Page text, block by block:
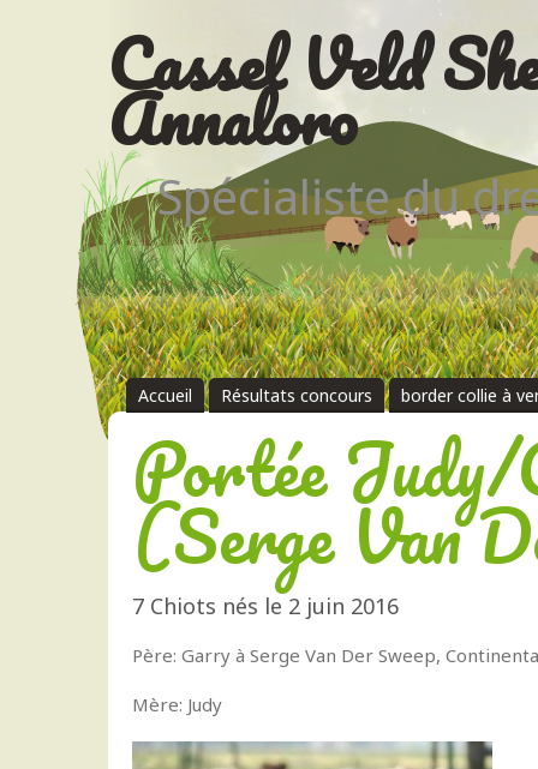
Cassel Veld
Annaloro
Spécialiste du
Accueil Résultats concours border collie à
Portée
(Serge Van
7 Chiots nés le 2 juin 2016
Père: Garry à Serge Van Der Sweep,
Mère: Judy